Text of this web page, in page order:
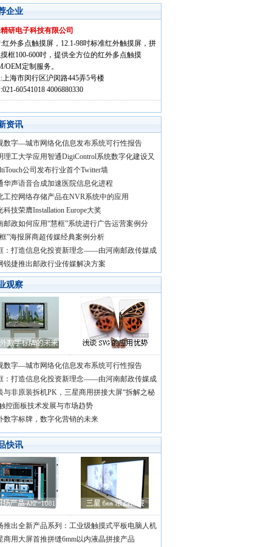
企业
研电子科技有限公司
红外多点触摸屏，12.1-98吋标准红外触摸屏，拼
框100-600吋，提供全方位的红外多点触摸
OEM定制服务。
上海市闵行区沪闵路445弄5号楼
60541018 4006880330
资讯
数字—城市网络化信息发布系统可行性报告
理工大学应用智通DigiControl系统数字化建设又
公司发布行业首个Twitter墙
华声语音合成加速医院信息化进程
工控网络存储产品在NVR系统中的应用
科技荣膺Installation Europe大奖
邮政如何应用“慧框”系统进行广告运营案例分
”海报屏商超传媒经典案例分析
：打造信息化投资新理念——由河南邮政传媒成
锐捷推出邮政行业传媒解决方案
观察
数字—城市网络化信息发布系统可行性报告
：打造信息化投资新理念——由河南邮政传媒成
与非原装拆机PK，三星商用拼接大屏“拆解之秘
控面板技术发展与市场趋势
数字标牌，数字化营销的未来
快讯
推出全新产品系列：工业级触摸式平板电脑人机
商用大屏首推拼缝6mm以内液晶拼接产品